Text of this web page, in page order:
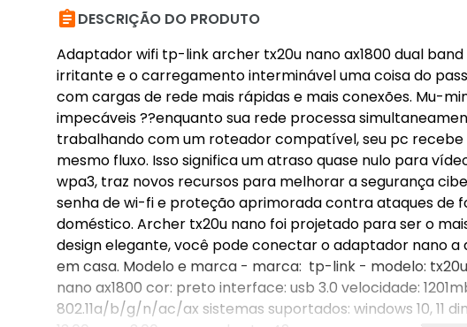
DESCRIÇÃO DO PRODUTO
Adaptador wifi tp-link archer tx20u nano ax1800 dual
irritante e o carregamento interminável uma coisa do
com cargas de rede mais rápidas e mais conexões. Mu-
impecáveis ??enquanto sua rede processa
trabalhando com um roteador compatível, seu pc
mesmo fluxo. Isso significa um atraso quase nulo para
wpa3, traz novos recursos para melhorar a segurança
senha de wi-fi e proteção aprimorada contra ataques
doméstico. Archer tx20u nano foi projetado para ser o
design elegante, você pode conectar o adaptador nano
em casa. Modelo e marca - marca: tp-link - modelo:
nano ax1800 cor: preto interface: usb 3.0 velocidade:
802.11a/b/g/n/ac/ax sistemas suportados: windows 10, 11